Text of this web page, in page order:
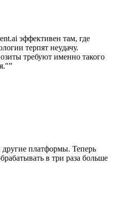
эффективен там, где
терпят неудачу.
требуют именно такого
”
платформы. Теперь
в три раза больше